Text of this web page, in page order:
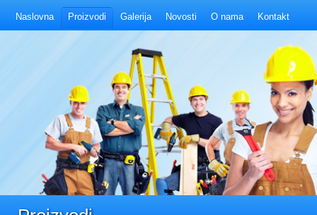
Naslovna Proizvodi Galerija Novosti O nama Kontakt